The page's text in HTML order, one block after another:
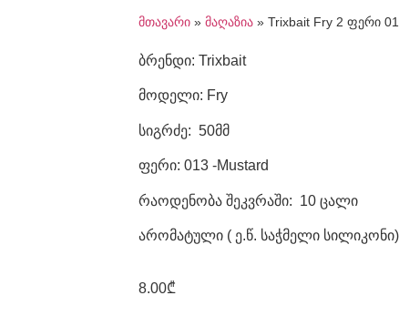
მთავარი » მაღაზია » Trixbait Fry 2 ფერი
ბრენდი: Trixbait
მოდელი: Fry
სიგრძე: 50მმ
ფერი: 013 -Mustard
რაოდენობა შეკვრაში: 10 ცალი
არომატული ( ე.წ. საჭმელი სილიკონი)
8.00₾